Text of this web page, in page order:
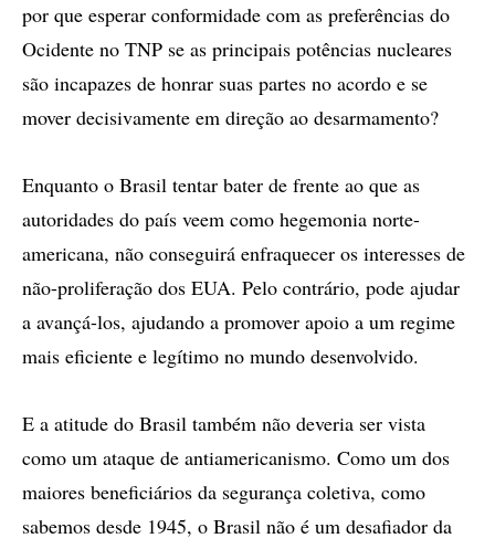
por que esperar conformidade com as preferências do
Ocidente no TNP se as principais potências nucleares
são incapazes de honrar suas partes no acordo e se
mover decisivamente em direção ao desarmamento?
Enquanto o Brasil tentar bater de frente ao que as
autoridades do país veem como hegemonia norte-
americana, não conseguirá enfraquecer os interesses de
não-proliferação dos EUA. Pelo contrário, pode ajudar
a avançá-los, ajudando a promover apoio a um regime
mais eficiente e legítimo no mundo desenvolvido.
E a atitude do Brasil também não deveria ser vista
como um ataque de antiamericanismo. Como um dos
maiores beneficiários da segurança coletiva, como
sabemos desde 1945, o Brasil não é um desafiador da